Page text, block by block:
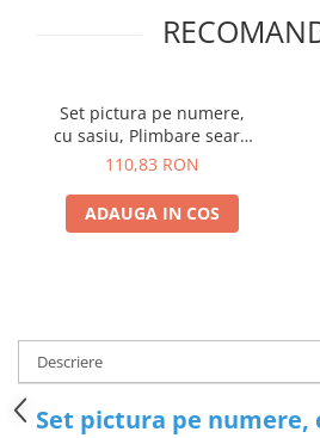
Set pictura pe numere,
cu sasiu, Plimbare seara
in parc - Leonid Afremov,
110,83 RON
ADAUGA IN COS
Descriere
Set pictura pe numere,